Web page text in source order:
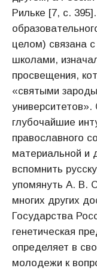
Рильке [7, с.
целом) связана
школами,
просвещения,
«святыми
глубочайшие
православного
материальной и
вспомнить
упомянуть А. В.
многих других
Государства
генетическая
определяет в
молодежи к